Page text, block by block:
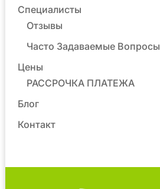
Специалисты
Отзывы
Часто Задаваемые Вопросы
Цены
РАССРОЧКА ПЛАТЕЖА
Блог
Контакт